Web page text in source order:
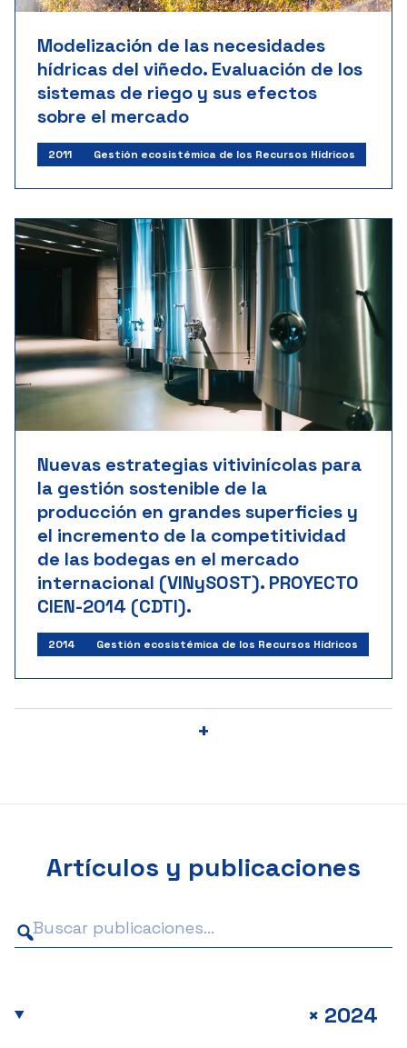
Modelización de las necesidades
hídricas del viñedo. Evaluación de los
sistemas de riego y sus efectos
sobre el mercado
2011 Gestión ecosistémica de los Recursos Hídricos
Nuevas estrategias vitivinícolas para
la gestión sostenible de la
producción en grandes superficies y
el incremento de la competitividad
de las bodegas en el mercado
internacional (VINySOST). PROYECTO
CIEN-2014 (CDTI).
2014 Gestión ecosistémica de los Recursos Hídricos
+
Artículos y publicaciones
+2024